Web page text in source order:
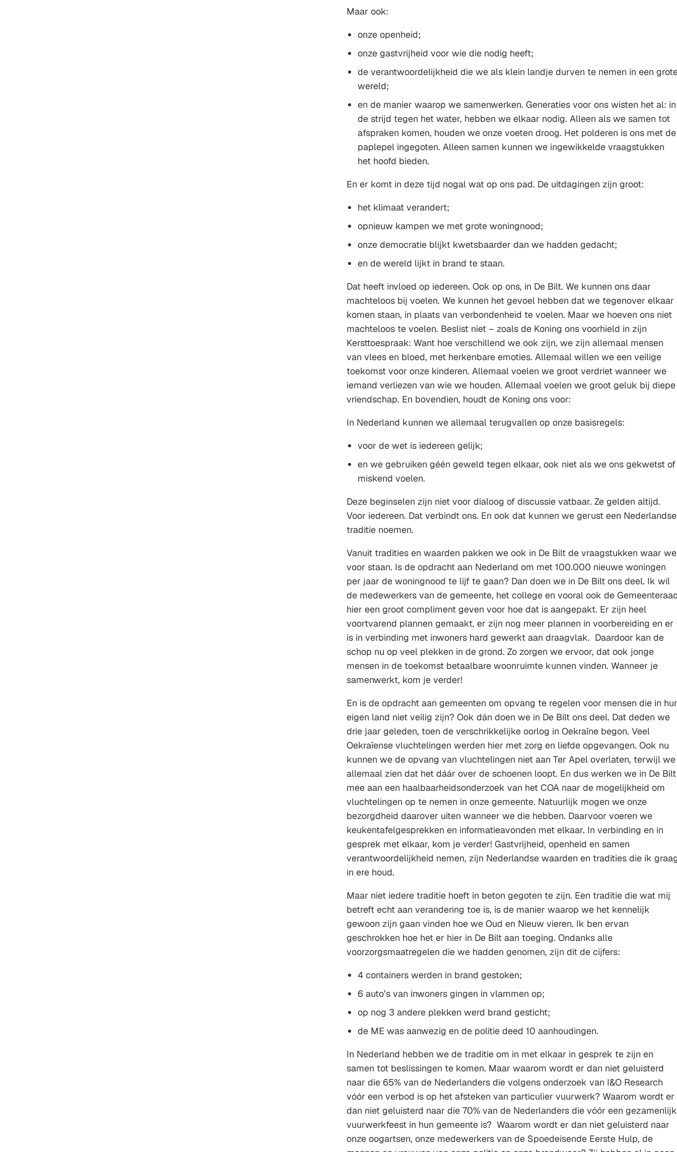
Maar ook:
onze openheid;
onze gastvrijheid voor wie die nodig heeft;
de verantwoordelijkheid die we als klein landje durven te nemen in een
wereld;
en de manier waarop we samenwerken. Generaties voor ons wisten het al: in
de strijd tegen het water, hebben we elkaar nodig. Alleen als we samen tot
afspraken komen, houden we onze voeten droog. Het polderen is ons met de
paplepel ingegoten. Alleen samen kunnen we ingewikkelde vraagstukken
het hoofd bieden.
En er komt in deze tijd nogal wat op ons pad. De uitdagingen zijn groot:
het klimaat verandert;
opnieuw kampen we met grote woningnood;
onze democratie blijkt kwetsbaarder dan we hadden gedacht;
en de wereld lijkt in brand te staan.
Dat heeft invloed op iedereen. Ook op ons, in De Bilt. We kunnen ons daar
machteloos bij voelen. We kunnen het gevoel hebben dat we tegenover elkaar
komen staan, in plaats van verbondenheid te voelen. Maar we hoeven ons niet
machteloos te voelen. Beslist niet – zoals de Koning ons voorhield in zijn
Kersttoespraak: Want hoe verschillend we ook zijn, we zijn allemaal mensen
van vlees en bloed, met herkenbare emoties. Allemaal willen we een veilige
toekomst voor onze kinderen. Allemaal voelen we groot verdriet wanneer we
iemand verliezen van wie we houden. Allemaal voelen we groot geluk bij diepe
vriendschap. En bovendien, houdt de Koning ons voor:
In Nederland kunnen we allemaal terugvallen op onze basisregels:
voor de wet is iedereen gelijk;
en we gebruiken géén geweld tegen elkaar, ook niet als we ons gekwetst of
miskend voelen.
Deze beginselen zijn niet voor dialoog of discussie vatbaar. Ze gelden altijd.
Voor iedereen. Dat verbindt ons. En ook dat kunnen we gerust een Nederlandse
traditie noemen.
Vanuit tradities en waarden pakken we ook in De Bilt de vraagstukken waar we
voor staan. Is de opdracht aan Nederland om met 100.000 nieuwe woningen
per jaar de woningnood te lijf te gaan? Dan doen we in De Bilt ons deel. Ik wil
de medewerkers van de gemeente, het college en vooral ook de
hier een groot compliment geven voor hoe dat is aangepakt. Er zijn heel
voortvarend plannen gemaakt, er zijn nog meer plannen in voorbereiding en er
is in verbinding met inwoners hard gewerkt aan draagvlak. Daardoor kan de
schop nu op veel plekken in de grond. Zo zorgen we ervoor, dat ook jonge
mensen in de toekomst betaalbare woonruimte kunnen vinden. Wanneer je
samenwerkt, kom je verder!
En is de opdracht aan gemeenten om opvang te regelen voor mensen die in
eigen land niet veilig zijn? Ook dán doen we in De Bilt ons deel. Dat deden we
drie jaar geleden, toen de verschrikkelijke oorlog in Oekraïne begon. Veel
Oekraïense vluchtelingen werden hier met zorg en liefde opgevangen. Ook nu
kunnen we de opvang van vluchtelingen niet aan Ter Apel overlaten, terwijl we
allemaal zien dat het dáár over de schoenen loopt. En dus werken we in De Bilt
mee aan een haalbaarheidsonderzoek van het COA naar de mogelijkheid om
vluchtelingen op te nemen in onze gemeente. Natuurlijk mogen we onze
bezorgdheid daarover uiten wanneer we die hebben. Daarvoor voeren we
keukentafelgesprekken en informatieavonden met elkaar. In verbinding en in
gesprek met elkaar, kom je verder! Gastvrijheid, openheid en samen
verantwoordelijkheid nemen, zijn Nederlandse waarden en tradities die ik
in ere houd.
Maar niet iedere traditie hoeft in beton gegoten te zijn. Een traditie die wat mij
betreft echt aan verandering toe is, is de manier waarop we het kennelijk
gewoon zijn gaan vinden hoe we Oud en Nieuw vieren. Ik ben ervan
geschrokken hoe het er hier in De Bilt aan toeging. Ondanks alle
voorzorgsmaatregelen die we hadden genomen, zijn dit de cijfers:
4 containers werden in brand gestoken;
6 auto’s van inwoners gingen in vlammen op;
op nog 3 andere plekken werd brand gesticht;
de ME was aanwezig en de politie deed 10 aanhoudingen.
In Nederland hebben we de traditie om in met elkaar in gesprek te zijn en
samen tot beslissingen te komen. Maar waarom wordt er dan niet geluisterd
naar die 65% van de Nederlanders die volgens onderzoek van I&O Research
vóór een verbod is op het afsteken van particulier vuurwerk? Waarom wordt er
dan niet geluisterd naar die 70% van de Nederlanders die vóór een gezamenlijk
vuurwerkfeest in hun gemeente is? Waarom wordt er dan niet geluisterd naar
onze oogartsen, onze medewerkers van de Spoedeisende Eerste Hulp, de